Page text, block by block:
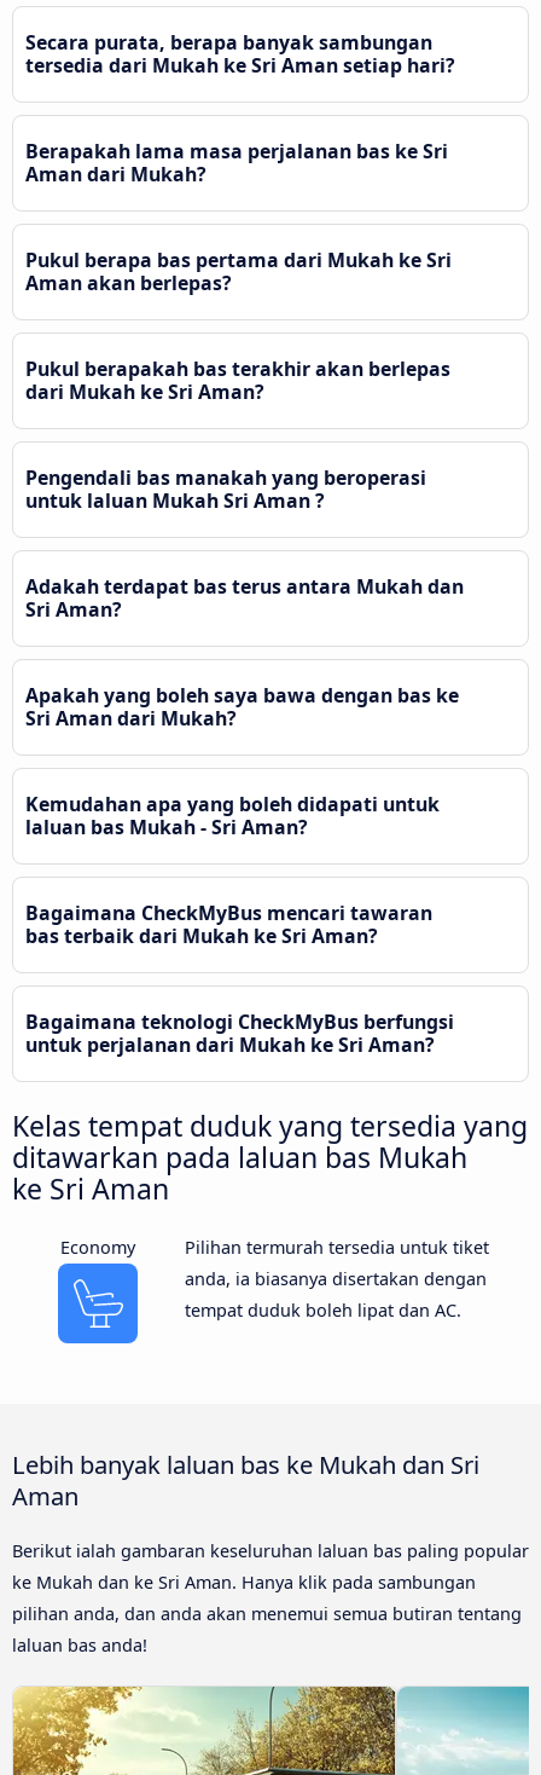
Secara purata, berapa banyak sambungan
tersedia dari Mukah ke Sri Aman setiap hari?
Berapakah lama masa perjalanan bas ke Sri
Aman dari Mukah?
Pukul berapa bas pertama dari Mukah ke Sri
Aman akan berlepas?
Pukul berapakah bas terakhir akan berlepas
dari Mukah ke Sri Aman?
Pengendali bas manakah yang beroperasi
untuk laluan Mukah Sri Aman ?
Adakah terdapat bas terus antara Mukah dan
Sri Aman?
Apakah yang boleh saya bawa dengan bas ke
Sri Aman dari Mukah?
Kemudahan apa yang boleh didapati untuk
laluan bas Mukah - Sri Aman?
Bagaimana CheckMyBus mencari tawaran
bas terbaik dari Mukah ke Sri Aman?
Bagaimana teknologi CheckMyBus berfungsi
untuk perjalanan dari Mukah ke Sri Aman?
Kelas tempat duduk yang tersedia yang
ditawarkan pada laluan bas Mukah
ke Sri Aman
Economy
Pilihan termurah tersedia untuk tiket
anda, ia biasanya disertakan dengan
tempat duduk boleh lipat dan AC.
Lebih banyak laluan bas ke Mukah dan Sri
Aman
Berikut ialah gambaran keseluruhan laluan bas paling popular
ke Mukah dan ke Sri Aman. Hanya klik pada sambungan
pilihan anda, dan anda akan menemui semua butiran tentang
laluan bas anda!